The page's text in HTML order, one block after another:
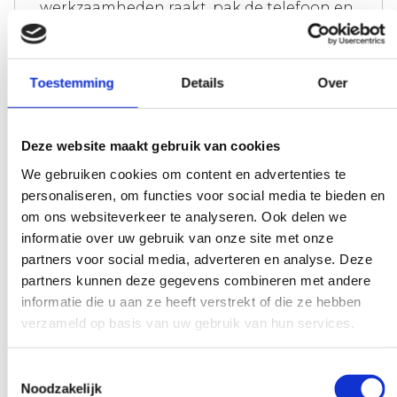
Toestemming Details Over
Deze website maakt gebruik van cookies
We gebruiken cookies om content en advertenties te
personaliseren, om functies voor social media te bieden en
om ons websiteverkeer te analyseren. Ook delen we
informatie over uw gebruik van onze site met onze
partners voor social media, adverteren en analyse. Deze
partners kunnen deze gegevens combineren met andere
informatie die u aan ze heeft verstrekt of die ze hebben
verzameld op basis van uw gebruik van hun services.
Noodzakelijk
werkzaamheden raakt, pak de telefoon en
stel je vraag. Onze experts scheppen
duidelijkheid on demand.
Vroeg en laat beschikbaar
Heb je onze hulp nodig, buiten de
grenzen van de werkdag? Maak het
bespreekbaar, dan maken we het - als het
maar even kan - mogelijk.